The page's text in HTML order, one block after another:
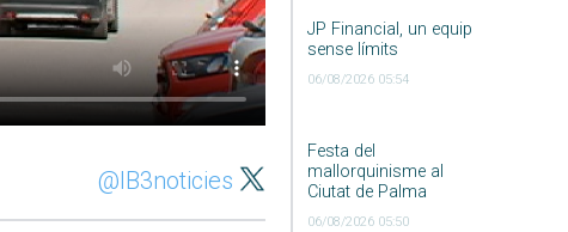
JP Financial, un equip
sense límits
06/08/2026 05:54
Festa del
mallorquinisme al
Ciutat de Palma
06/08/2026 05:50
@IB3noticies